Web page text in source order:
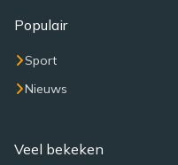
Populair
Sport
Nieuws
Veel bekeken